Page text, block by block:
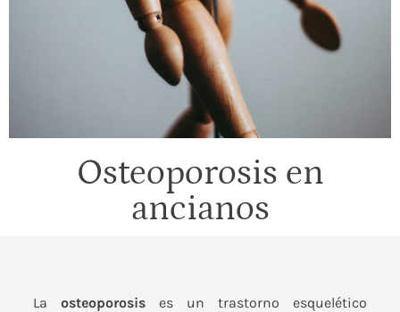
Osteoporosis en
ancianos
La osteoporosises un trastorno esquelético